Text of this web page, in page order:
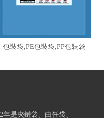
包裝袋,PE包裝袋,PP包裝袋
是夾鏈袋、由任袋、